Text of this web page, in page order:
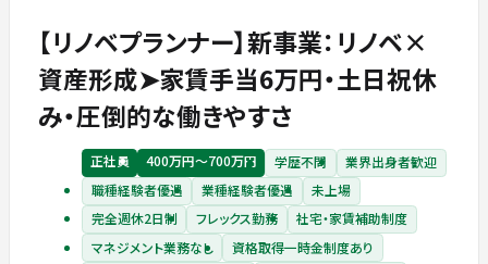
【リノベプランナー】新事業：リノベ×
資産形成➤家賃手当6万円・土日祝休
み・圧倒的な働きやすさ
正社員 400万円〜700万円 学歴不問
業界出身者歓迎
職種経験者優遇
業種経験者優遇
未上場
完全週休2日制
フレックス勤務
社宅・家賃補助制度
マネジメント業務なし
資格取得一時金制度あり